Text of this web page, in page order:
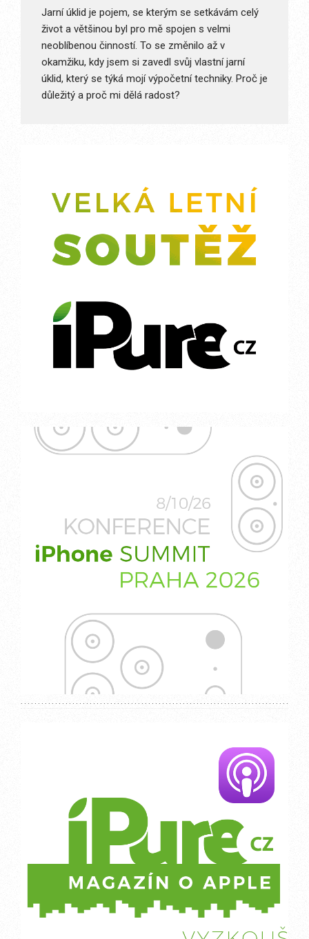
Jarní úklid je pojem, se kterým se setkávám celý
život a většinou byl pro mě spojen s velmi
neoblíbenou činností. To se změnilo až v
okamžiku, kdy jsem si zavedl svůj vlastní jarní
úklid, který se týká mojí výpočetní techniky. Proč je
důležitý a proč mi dělá radost?